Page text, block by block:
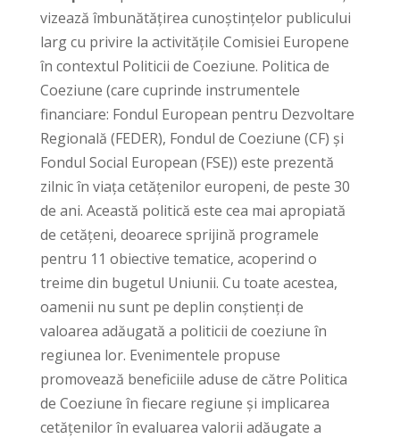
vizează îmbunătățirea cunoștințelor publicului
larg cu privire la activitățile Comisiei Europene
în contextul Politicii de Coeziune. Politica de
Coeziune (care cuprinde instrumentele
financiare: Fondul European pentru Dezvoltare
Regională (FEDER), Fondul de Coeziune (CF) și
Fondul Social European (FSE)) este prezentă
zilnic în viața cetățenilor europeni, de peste 30
de ani. Această politică este cea mai apropiată
de cetățeni, deoarece sprijină programele
pentru 11 obiective tematice, acoperind o
treime din bugetul Uniunii. Cu toate acestea,
oamenii nu sunt pe deplin conștienți de
valoarea adăugată a politicii de coeziune în
regiunea lor. Evenimentele propuse
promovează beneficiile aduse de către Politica
de Coeziune în fiecare regiune și implicarea
cetățenilor în evaluarea valorii adăugate a